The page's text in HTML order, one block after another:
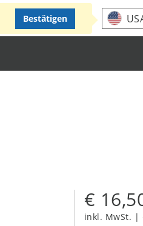
Bestätigen
€
inkl. MwSt. |